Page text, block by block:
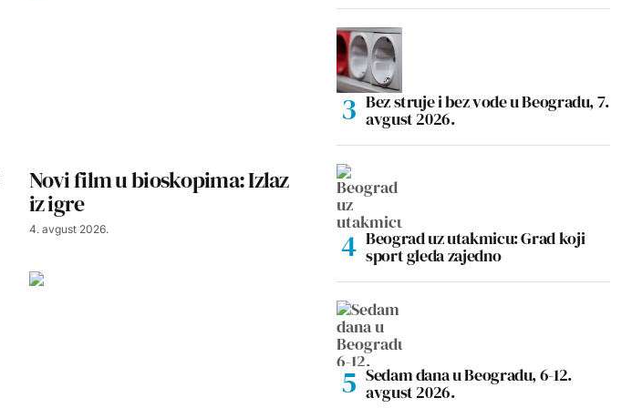
Novi film u bioskopima: Izlaz
iz igre
4. avgust 2026.
Bez struje i bez vode u Beogradu, 7.
avgust 2026.
Beograd uz utakmicu: Grad koji
sport gleda zajedno
Sedam dana u Beogradu, 6-12.
avgust 2026.